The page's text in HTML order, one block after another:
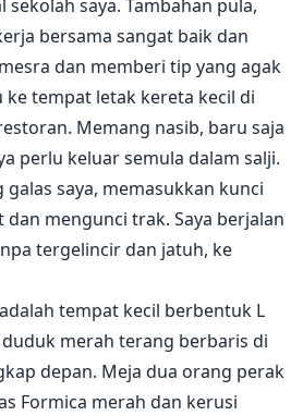
sekolah saya. Tambahan pula,
bersama sangat baik dan
dan memberi tip yang agak
ke tempat letak kereta kecil di
Memang nasib, baru saja
perlu keluar semula dalam salji.
galas saya, memasukkan kunci
mengunci trak. Saya berjalan
tergelincir dan jatuh, ke
tempat kecil berbentuk L
merah terang berbaris di
depan. Meja dua orang perak
Formica merah dan kerusi